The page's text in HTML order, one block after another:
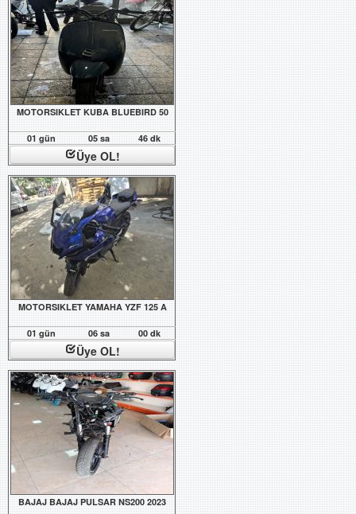
MOTORSIKLET KUBA BLUEBIRD 50
01 gün 05 sa 46 dk
Üye OL!
MOTORSIKLET YAMAHA YZF 125 A
01 gün 06 sa 00 dk
Üye OL!
BAJAJ BAJAJ PULSAR NS200 2023